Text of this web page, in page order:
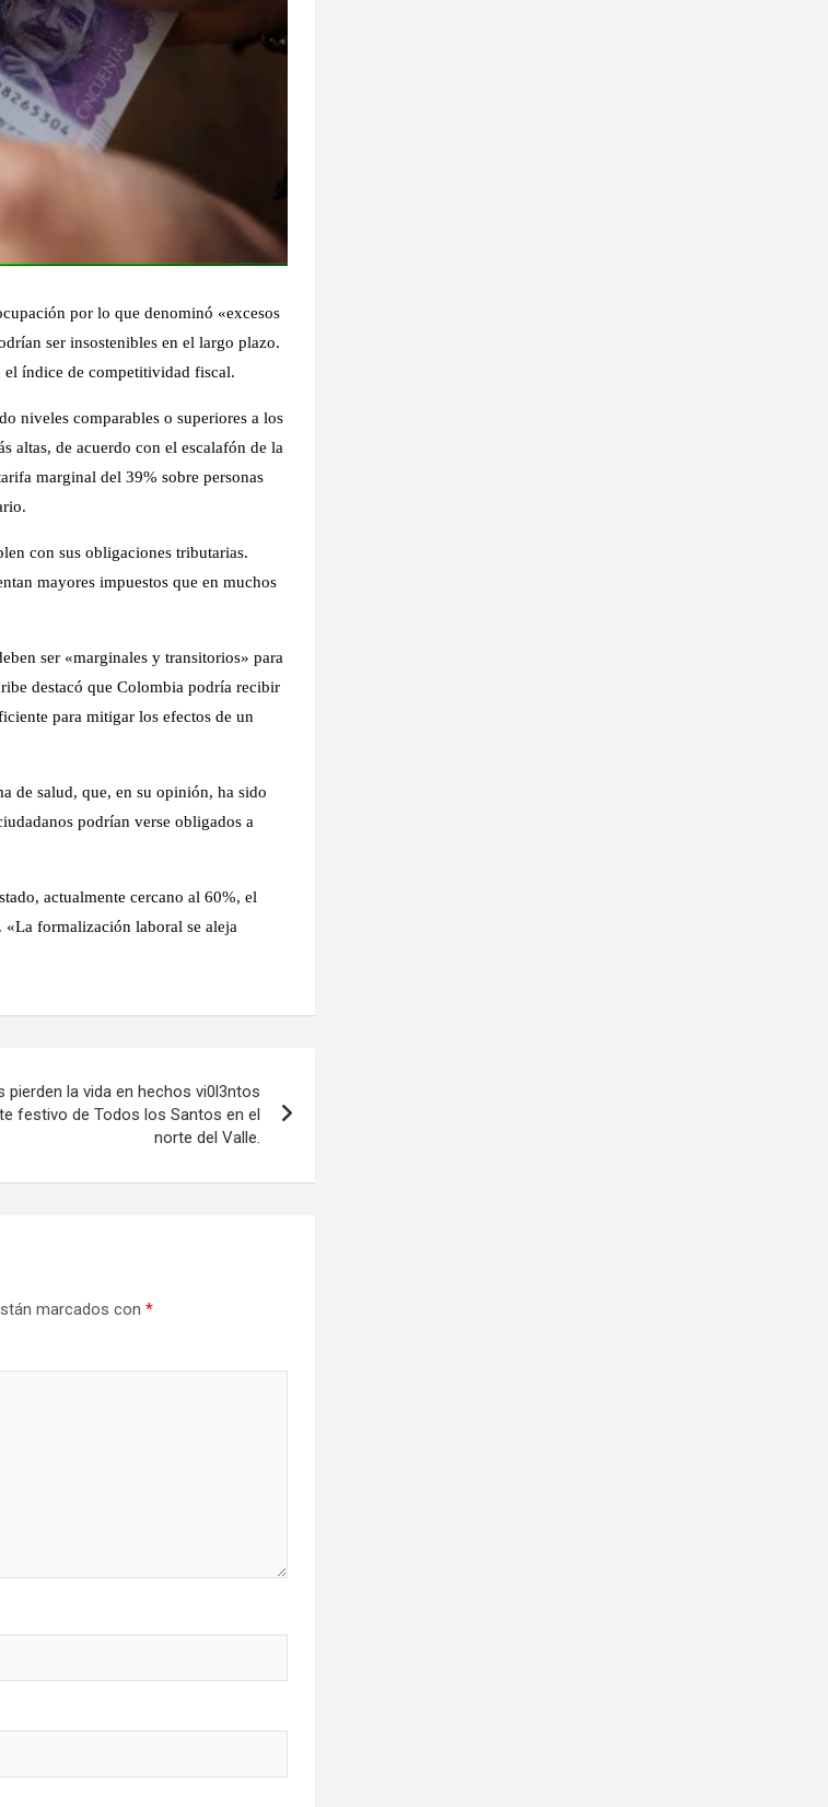
por lo que denominó «excesos
ser insostenibles en el largo plazo.
el índice de competitividad fiscal.
niveles comparables o superiores a los
altas, de acuerdo con el escalafón de la
marginal del 39% sobre personas
con sus obligaciones tributarias.
mayores impuestos que en muchos
ser «marginales y transitorios» para
destacó que Colombia podría recibir
para mitigar los efectos de un
de salud, que, en su opinión, ha sido
podrían verse obligados a
actualmente cercano al 60%, el
formalización laboral se aleja
pierden la vida en hechos vi0l3ntos
festivo de Todos los Santos en el
norte del Valle.
marcados con *